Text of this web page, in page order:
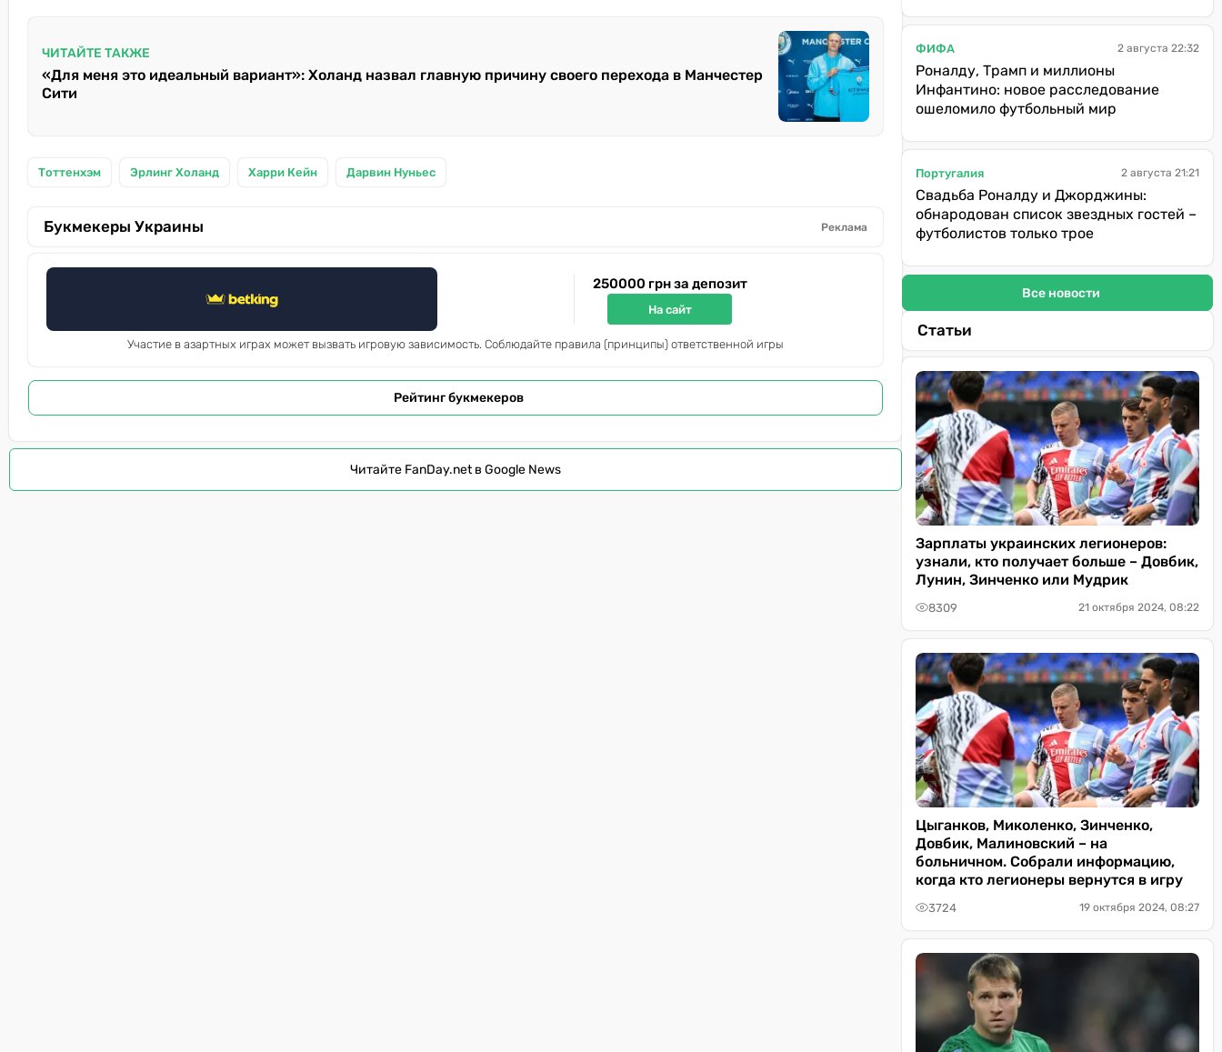
ЧИТАЙТЕ ТАКЖЕ
«Для меня это идеальный вариант»: Холанд назвал главную причину своего перехода в Манчестер
Сити
Тоттенхэм Эрлинг Холанд Харри Кейн Дарвин Нуньес
Букмекеры Украины Реклама
250000 грн за депозит
На сайт
Участие в азартных играх может вызвать игровую зависимость. Соблюдайте правила (принципы) ответственной игры
Рейтинг букмекеров
Читайте FanDay.net в Google News
ФИФА 2 августа 22:32
Роналду, Трамп и миллионы
Инфантино: новое расследование
ошеломило футбольный мир
Португалия 2 августа 21:21
Свадьба Роналду и Джорджины:
обнародован список звездных гостей –
футболистов только трое
Все новости
Статьи
Зарплаты украинских легионеров:
узнали, кто получает больше – Довбик,
Лунин, Зинченко или Мудрик
8309 21 октября 2024, 08:22
Цыганков, Миколенко, Зинченко,
Довбик, Малиновский – на
больничном. Собрали информацию,
когда кто легионеры вернутся в игру
3724 19 октября 2024, 08:27